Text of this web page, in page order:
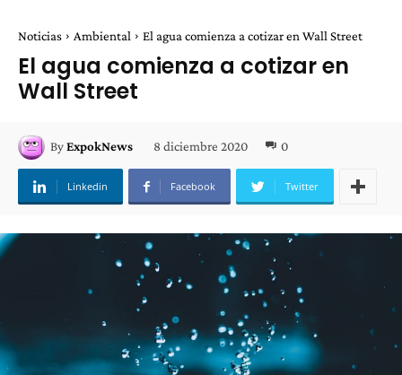
Noticias Ambiental El agua comienza a cotizar en Wall Street
El agua comienza a cotizar en
Wall Street
ByExpokNews 8 diciembre 2020 0
Linkedin Facebook Twitter